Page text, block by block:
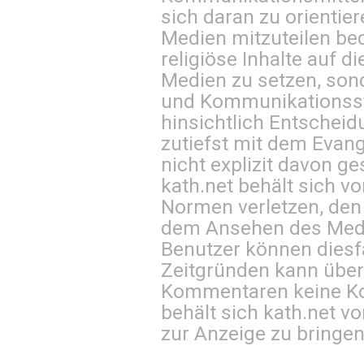
sich daran zu
Medien mitzuteilen
religiöse Inhalte auf
Medien zu setzen,
und
hinsichtlich
zutiefst mit dem
nicht explizit davon
kath.net behält sich
Normen verletzen,
dem Ansehen des
Benutzer können
Zeitgründen kann
Kommentaren keine
behält sich kath.net
zur Anzeige zu